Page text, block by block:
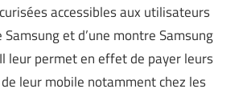
accessibles aux utilisateurs
et d’une montre Samsung
leur permet en effet de payer leurs
leur mobile notamment chez les